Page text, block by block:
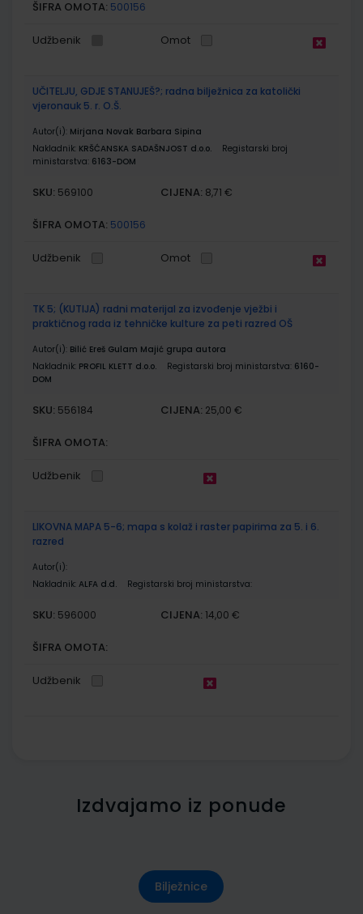
ŠIFRA OMOTA: 500156
Udžbenik Omot
UČITELJU, GDJE STANUJEŠ?; radna bilježnica za katolički
vjeronauk 5. r. O.Š.
Autor(i): Mirjana Novak Barbara Sipina
Nakladnik: KRŠĆANSKA SADAŠNJOST d.o.o.
Registarski broj
ministarstva: 6163-DOM
SKU: 569100 CIJENA: 8,71 €
ŠIFRA OMOTA: 500156
Udžbenik Omot
TK 5; (KUTIJA) radni materijal za izvođenje vježbi i
praktičnog rada iz tehničke kulture za peti razred OŠ
Autor(i): Bilić Ereš Gulam Majić grupa autora
Nakladnik: PROFIL KLETT d.o.o. Registarski broj ministarstva: 6160-
DOM
SKU: 556184 CIJENA: 25,00 €
ŠIFRA OMOTA:
Udžbenik
LIKOVNA MAPA 5-6; mapa s kolaž i raster papirima za 5. i 6.
razred
Autor(i):
Nakladnik: ALFA d.d. Registarski broj ministarstva:
SKU: 596000 CIJENA: 14,00 €
ŠIFRA OMOTA:
Udžbenik
Izdvajamo iz ponude
Bilježnice